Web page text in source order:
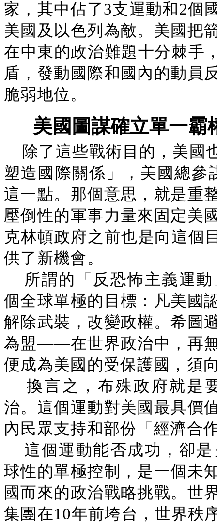
家，其中佔了3支運動和2個
美國及以色列為敵。美國把
在中東的政治難題十分棘手
盾，發動國際和國內的動員
脆弱地位。
美國圖謀確立單一霸
除了這些戰術目的，美國
塑造國際關係」，美國總參
這一點。那個意思，就是重
壓倒性的軍事力量來固定美
克林頓政府之前也是向這個
供了新機會。
所謂的「反恐怖主義運
個全球單極的目標：凡美國
解除武裝，改變政權。希圖
為盟——在世界政治中，再
便成為美國的受保護國，須
換言之，布殊政府就是
治。這個運動對美國最具價
內民眾支持和部份「經濟合
這個運動能否成功，卻
球性的單極控制，是一個未
國而來的政治戰略挑戰。世
集團在10年前垮台，世界秩